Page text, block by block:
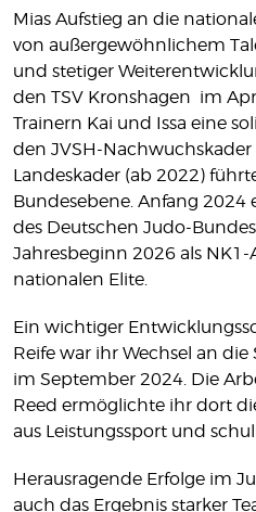
Mias Aufstieg an die
von außergewöhnlichem
und stetiger
den TSV Kronshagen im
Trainern Kai und Issa eine
den JVSH-
Landeskader (ab 2022)
Bundesebene. Anfang 2024
des Deutschen Judo-
Jahresbeginn 2026 als
nationalen Elite.
Ein wichtiger
Reife war ihr Wechsel an
im September 2024. Die
Reed ermöglichte ihr dort
aus Leistungssport und
Herausragende Erfolge im
auch das Ergebnis starker